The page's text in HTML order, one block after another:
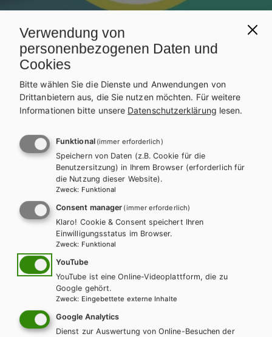
AHS-O ETHIK
Ethik 1
Auf dieser Seite finden Sie kostenlose Unterrichtsmaterialien zu
unseren Schulbüchern.
INHALTE FÜR LEHRER/INNEN
Für diese Inhalte müssen Sie mit einemLehrerkonto
registriert sein.
Verwendung von
personenbezogenen Daten und
Cookies
Bitte wählen Sie die Dienste und Anwendungen von
Drittanbietern aus, die Sie nutzen möchten. Für weitere
Informationen bitte unsere Datenschutzerklärung lesen.
Funktional (immer erforderlich)
Speichern von Daten (z.B. Cookie für die
Benutzersitzung) in Ihrem Browser (erforderlich für
die Nutzung dieser Website).
Zweck: Funktional
Consent manager (immer erforderlich)
Klaro! Cookie & Consent speichert Ihren
Einwilligungsstatus im Browser.
Zweck: Funktional
YouTube
YouTube ist eine Online-Videoplattform, die zu
Google gehört.
Zweck: Eingebettete externe Inhalte
Google Analytics
Dienst zur Auswertung von Online-Besuchen der